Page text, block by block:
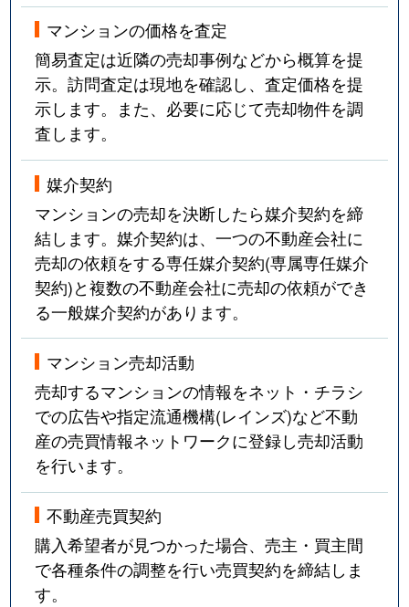
マンションの価格を査定
簡易査定は近隣の売却事例などから概算を提
示。訪問査定は現地を確認し、査定価格を提
示します。また、必要に応じて売却物件を調
査します。
媒介契約
マンションの売却を決断したら媒介契約を締
結します。媒介契約は、一つの不動産会社に
売却の依頼をする専任媒介契約(専属専任媒介
契約)と複数の不動産会社に売却の依頼ができ
る一般媒介契約があります。
マンション売却活動
売却するマンションの情報をネット・チラシ
での広告や指定流通機構(レインズ)など不動
産の売買情報ネットワークに登録し売却活動
を行います。
不動産売買契約
購入希望者が見つかった場合、売主・買主間
で各種条件の調整を行い売買契約を締結しま
す。